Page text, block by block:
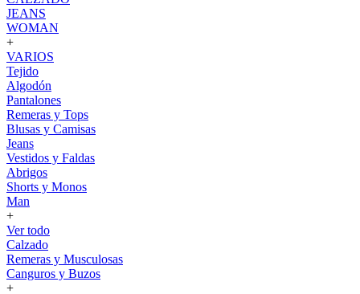
JEANS
WOMAN
+
VARIOS
Tejido
Algodón
Pantalones
Remeras y Tops
Blusas y Camisas
Jeans
Vestidos y Faldas
Abrigos
Shorts y Monos
Man
+
Ver todo
Calzado
Remeras y Musculosas
Canguros y Buzos
+